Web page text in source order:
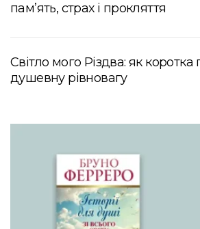
пам’ять, страх і прокляття
Світло мого Різдва: як
душевну рівновагу